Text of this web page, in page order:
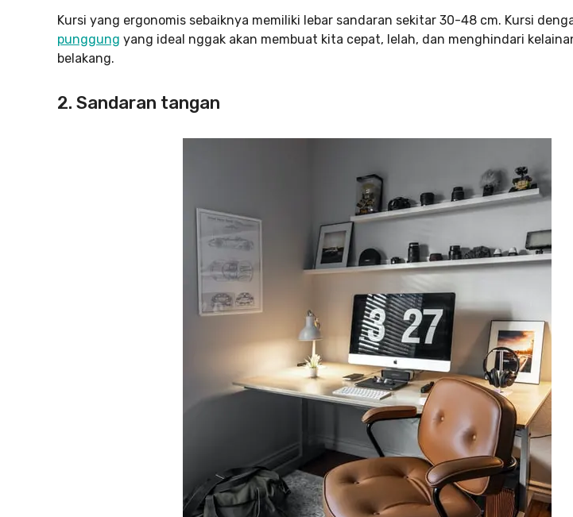
Kursi yang ergonomis sebaiknya memiliki lebar sandaran sekitar 30-48 cm. Kursi
punggung yang ideal nggak akan membuat kita cepat, lelah, dan menghindari
belakang.
2. Sandaran tangan